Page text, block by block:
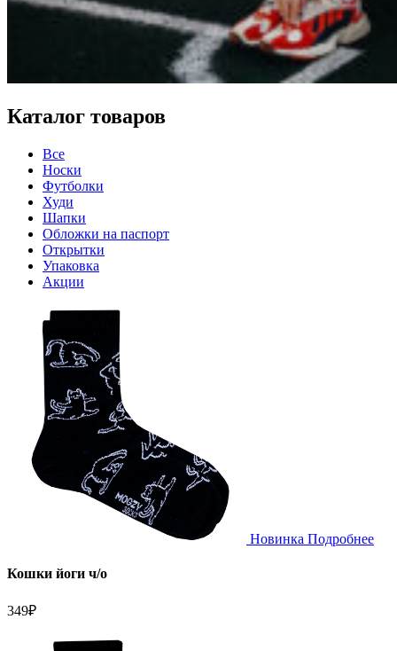
Каталог товаров
Все
Носки
Футболки
Худи
Шапки
Обложки на паспорт
Открытки
Упаковка
Акции
Новинка Подробнее
Кошки йоги ч/о
349₽